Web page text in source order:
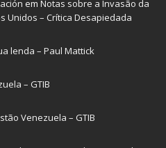
emNotas sobre a Invasão da
Unidos – Crítica Desapiedada
lenda – Paul Mattick
– GTIB
Venezuela – GTIB